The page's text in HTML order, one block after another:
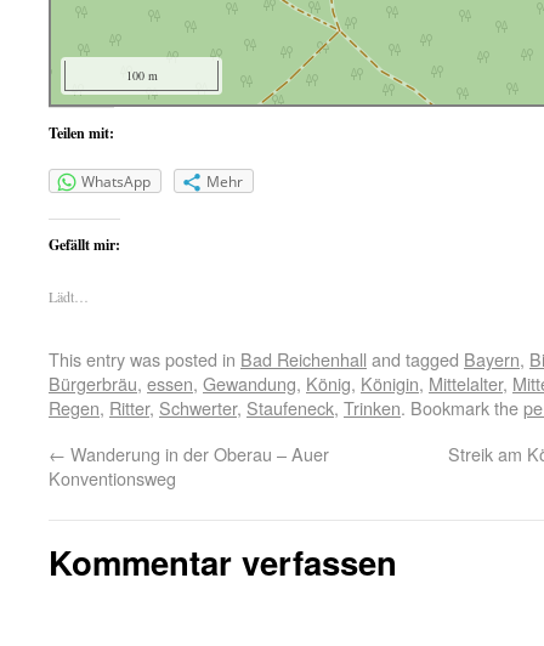
100 m
Teilen mit:
WhatsApp Mehr
Gefällt mir:
Lädt…
This entry was posted in Bad Reichenhall and tagged Bayern,
Bürgerbräu, essen, Gewandung, König, Königin, Mittelalter,
Regen, Ritter, Schwerter, Staufeneck, Trinken. Bookmark the
← Wanderung in der Oberau – Auer
Konventionsweg
Streik am
Kommentar verfassen